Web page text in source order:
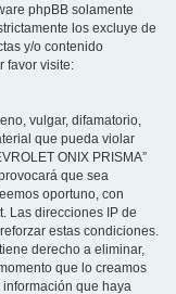
phpBB solamente
los excluye de
y/o contenido
favor visite:
vulgar, difamatorio,
que pueda violar
ONIX PRISMA”
que sea
oportuno, con
Las direcciones IP de
estas condiciones.
derecho a eliminar,
que lo creamos
que haya